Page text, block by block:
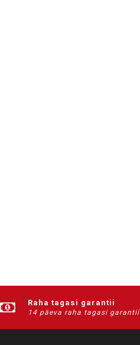
Raha tagasi garantii
14 päeva raha tagasi garantii